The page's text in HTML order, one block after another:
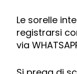
Le sorelle
registrarsi
via